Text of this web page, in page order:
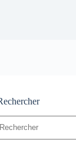
résultat